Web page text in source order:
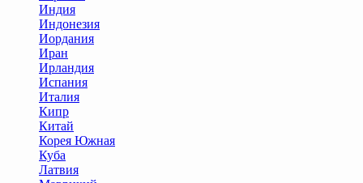
Индия
Индонезия
Иордания
Иран
Ирландия
Испания
Италия
Кипр
Китай
Корея Южная
Куба
Латвия